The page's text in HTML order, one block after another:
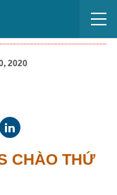
4 – BAY VÔ TƯ”
2020
CHÀO THỨ